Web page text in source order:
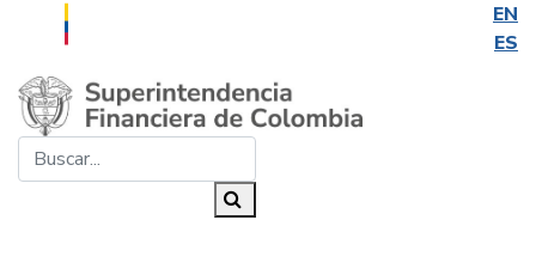
EN
ES
Saltar al contenido principal